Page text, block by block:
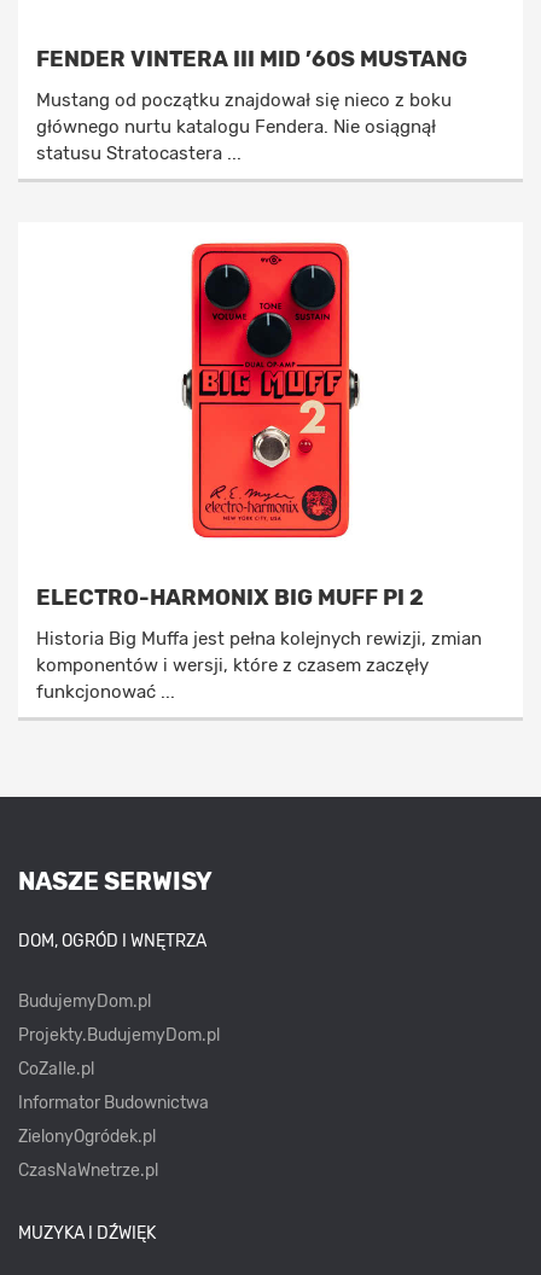
FENDER VINTERA III MID ’60S MUSTANG
Mustang od początku znajdował się nieco z boku
głównego nurtu katalogu Fendera. Nie osiągnął
statusu Stratocastera ...
ELECTRO-HARMONIX BIG MUFF PI 2
Historia Big Muffa jest pełna kolejnych rewizji, zmian
komponentów i wersji, które z czasem zaczęły
funkcjonować ...
NASZE SERWISY
DOM, OGRÓD I WNĘTRZA
BudujemyDom.pl
Projekty.BudujemyDom.pl
CoZaIle.pl
Informator Budownictwa
ZielonyOgródek.pl
CzasNaWnetrze.pl
MUZYKA I DŹWIĘK